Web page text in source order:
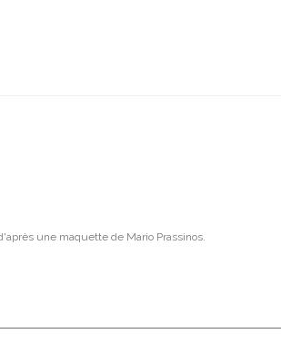
une maquette de Mario Prassinos.